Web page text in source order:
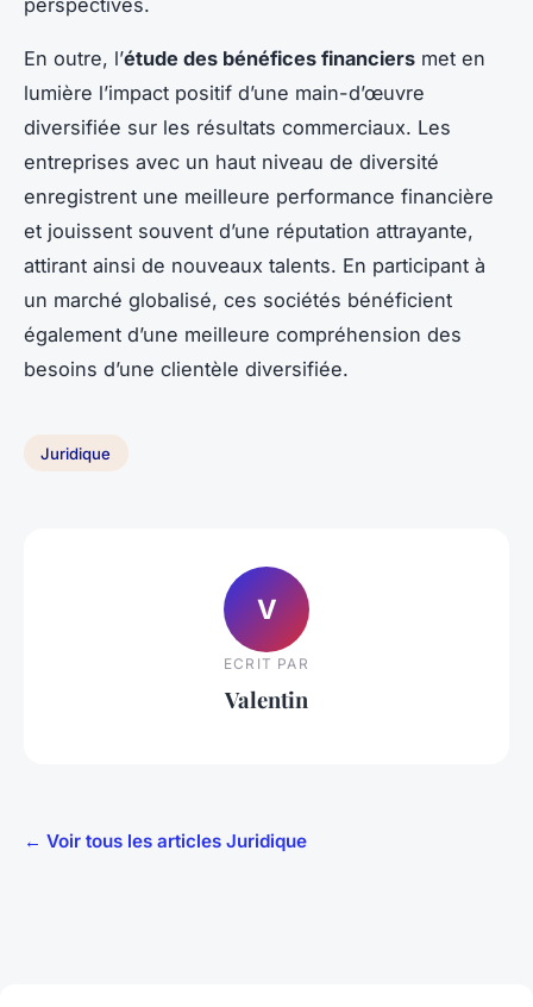
En outre, l’étude des bénéfices financiers met en
lumière l’impact positif d’une main-d’œuvre
diversifiée sur les résultats commerciaux. Les
entreprises avec un haut niveau de diversité
enregistrent une meilleure performance financière
et jouissent souvent d’une réputation attrayante,
attirant ainsi de nouveaux talents. En participant à
un marché globalisé, ces sociétés bénéficient
également d’une meilleure compréhension des
besoins d’une clientèle diversifiée.
Juridique
V
ECRIT PAR
Valentin
← Voir tous les articles Juridique